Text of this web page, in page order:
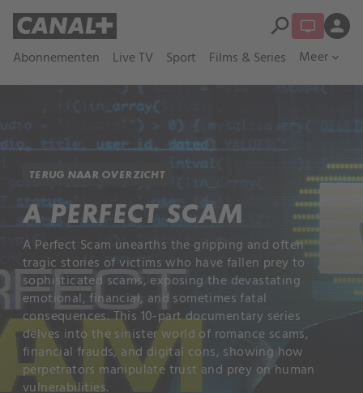
Abonnementen Live TV Sport Films & Series Meer expand_more
search person
TERUG NAAR OVERZICHT
A PERFECT SCAM
A Perfect Scam unearths the gripping and often
tragic stories of victims who have fallen prey to
sophisticated scams, exposing the devastating
emotional, financial, and sometimes fatal
consequences. This 10-part documentary series
delves into the sinister world of romance scams,
financial frauds, and digital cons, showing how
perpetrators manipulate trust and prey on human
vulnerabilities.